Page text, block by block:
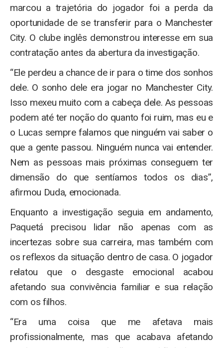
marcou a trajetória do jogador foi a perda da
oportunidade de se transferir para o Manchester
City. O clube inglês demonstrou interesse em sua
contratação antes da abertura da investigação.
“Ele perdeu a chance de ir para o time dos sonhos
dele. O sonho dele era jogar no Manchester City.
Isso mexeu muito com a cabeça dele. As pessoas
podem até ter noção do quanto foi ruim, mas eu e
o Lucas sempre falamos que ninguém vai saber o
que a gente passou. Ninguém nunca vai entender.
Nem as pessoas mais próximas conseguem ter
dimensão do que sentíamos todos os dias”,
afirmou Duda, emocionada.
Enquanto a investigação seguia em andamento,
Paquetá precisou lidar não apenas com as
incertezas sobre sua carreira, mas também com
os reflexos da situação dentro de casa. O jogador
relatou que o desgaste emocional acabou
afetando sua convivência familiar e sua relação
com os filhos.
“Era uma coisa que me afetava mais
profissionalmente, mas que acabava afetando